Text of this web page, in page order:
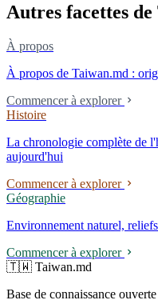
deuxième usine dans l'Ohio.
Autres facettes de
À propos
À propos de Taiwan.md :
Commencer à explorer
Histoire
La chronologie complète de
aujourd'hui
Commencer à explorer
Géographie
Environnement naturel,
Commencer à explorer
🇹🇼 Taiwan.md
Base de connaissance